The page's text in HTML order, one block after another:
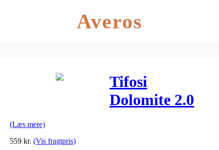
Averos
Tifosi
Dolomite 2.0
(Læs mere)
559 kr. (Vis fragtpris)